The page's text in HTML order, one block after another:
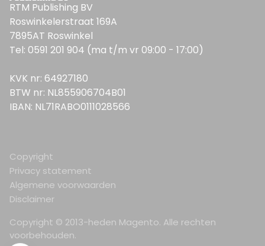
RTM Publishing BV
Roswinkelerstraat 169A
7895AT Roswinkel
Tel: 0591 201 904 (ma t/m vr 09:00 - 17:00)
KVK nr: 64927180
BTW nr: NL855906704B01
IBAN: NL71RABO0111028566
Copyright © 2013-heden Magento. Alle rechten
voorbehouden.
Copyright
Privacy statement
Algemene voorwaarden
Disclaimer